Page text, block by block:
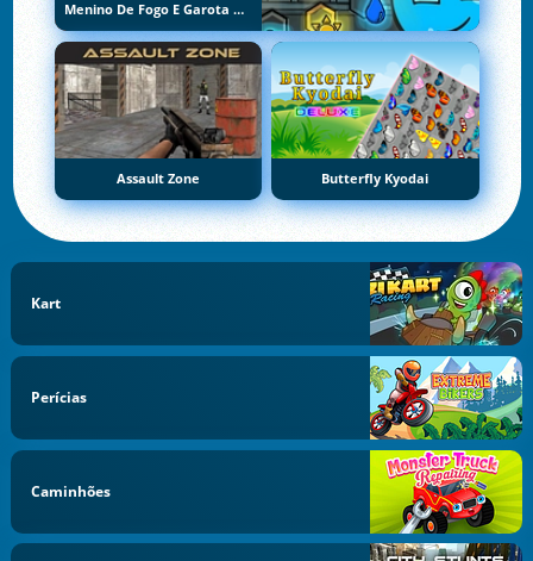
Menino De Fogo E Garota De Água 5: Elementos
Assault Zone Butterfly Kyodai
Kart
Perícias
Caminhões